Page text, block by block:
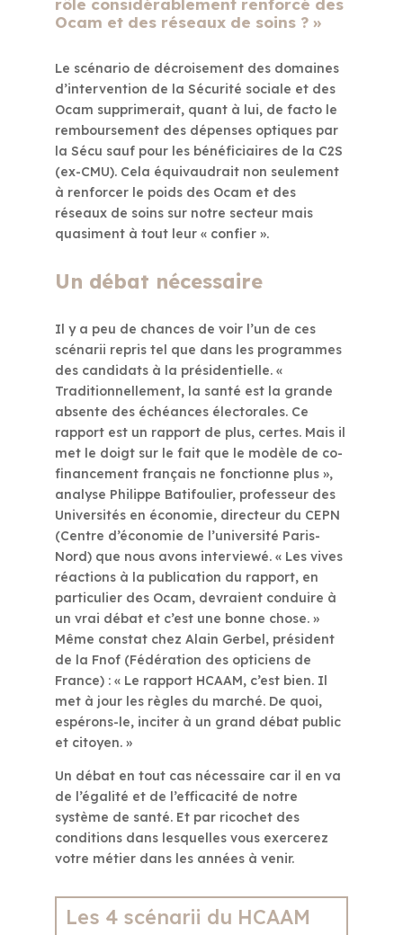
rôle considérablement renforcé des
Ocam et des réseaux de soins ? »
Le scénario de décroisement des domaines
d’intervention de la Sécurité sociale et des
Ocam supprimerait, quant à lui, de facto le
remboursement des dépenses optiques par
la Sécu sauf pour les bénéficiaires de la C2S
(ex-CMU). Cela équivaudrait non seulement
à renforcer le poids des Ocam et des
réseaux de soins sur notre secteur mais
quasiment à tout leur « confier ».
Un débat nécessaire
Il y a peu de chances de voir l’un de ces
scénarii repris tel que dans les programmes
des candidats à la présidentielle. «
Traditionnellement, la santé est la grande
absente des échéances électorales. Ce
rapport est un rapport de plus, certes. Mais il
met le doigt sur le fait que le modèle de co-
financement français ne fonctionne plus »,
analyse Philippe Batifoulier, professeur des
Universités en économie, directeur du CEPN
(Centre d’économie de l’université Paris-
Nord) que nous avons interviewé. « Les vives
réactions à la publication du rapport, en
particulier des Ocam, devraient conduire à
un vrai débat et c’est une bonne chose. »
Même constat chez Alain Gerbel, président
de la Fnof (Fédération des opticiens de
France) : « Le rapport HCAAM, c’est bien. Il
met à jour les règles du marché. De quoi,
espérons-le, inciter à un grand débat public
et citoyen. »
Un débat en tout cas nécessaire car il en va
de l’égalité et de l’efficacité de notre
système de santé. Et par ricochet des
conditions dans lesquelles vous exercerez
votre métier dans les années à venir.
Les 4 scénarii du HCAAM